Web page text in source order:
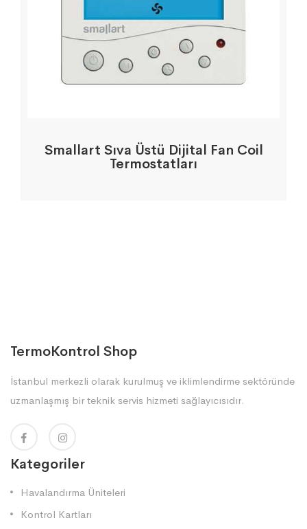
Smallart Sıva Üstü Dijital Fan Coil
Termostatları
TermoKontrol Shop
İstanbul merkezli olarak kurulmuş ve iklimlendirme sektöründe
uzmanlaşmış bir teknik servis hizmeti sağlayıcısıdır.
Kategoriler
Havalandırma Üniteleri
Kontrol Kartları